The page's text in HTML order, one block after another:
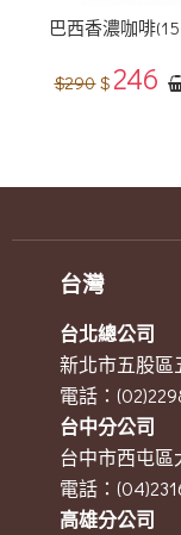
巴西香濃咖啡
$290$ 246
台灣
台北總公司
新北市五股區
電話：
台中分公司
台中市西屯區
電話：
高雄分公司